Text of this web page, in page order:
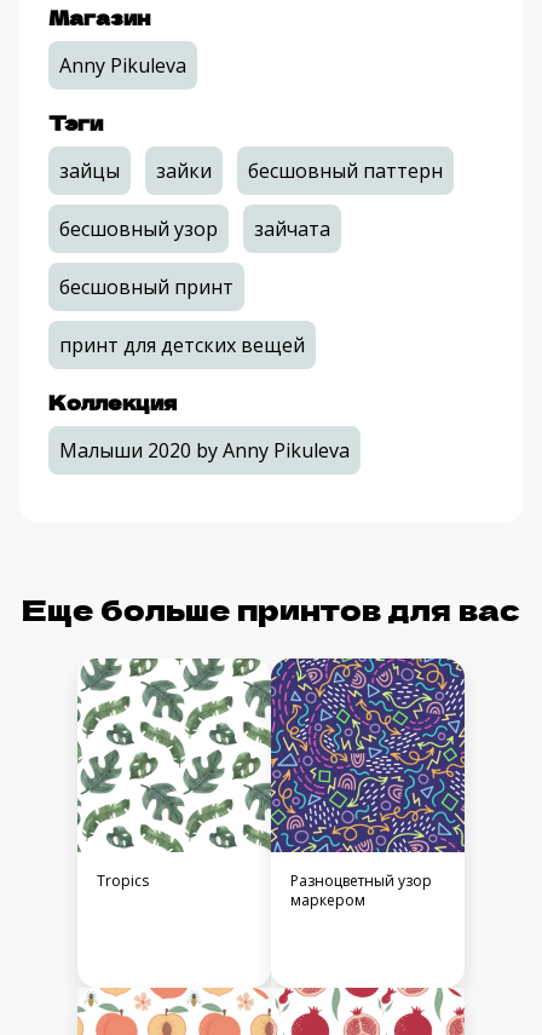
Магазин
Anny Pikuleva
Тэги
зайцы зайки бесшовный паттерн
бесшовный узор зайчата
бесшовный принт
принт для детских вещей
Коллекция
Малыши 2020 by Anny Pikuleva
Еще больше принтов для вас
Tropics
Разноцветный узор
маркером